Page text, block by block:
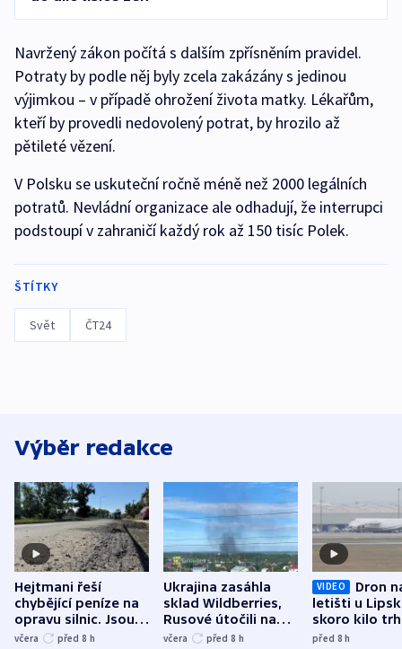
Navržený zákon počítá s dalším zpřísněním pravidel.
Potraty by podle něj byly zcela zakázány s jedinou
výjimkou – v případě ohrožení života matky. Lékařům,
kteří by provedli nedovolený potrat, by hrozilo až
pětileté vězení.
V Polsku se uskuteční ročně méně než 2000 legálních
potratů. Nevládní organizace ale odhadují, že interrupci
podstoupí v zahraničí každý rok až 150 tisíc Polek.
ŠTÍTKY
Svět ČT24
Výběr redakce
Hejtmani řeší
chybějící peníze na
opravu silnic. Jsou
nenárokové, namítá
včera před 8 h
Ukrajina zasáhla
sklad Wildberries,
Rusové útočili na
trh, hasiče či
včera před 8 h
VIDEO
Dron
letišti u
skoro kilo
indicie
před 8h